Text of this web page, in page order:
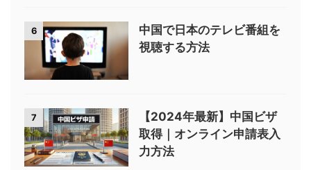
6
中国で日本のテレビ番組を
視聴する方法
7
【2024年最新】中国ビザ
取得｜オンライン申請表入
力方法